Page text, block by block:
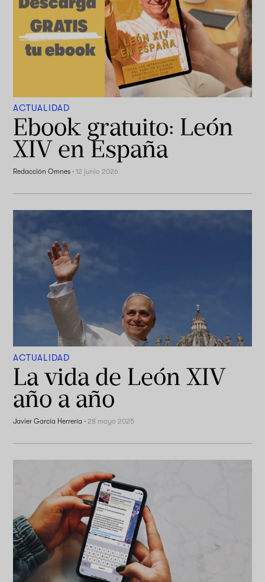
ACTUALIDAD
Ebook gratuito: León
XIV en España
Redacción Omnes ·12 junio 2026
ACTUALIDAD
La vida de León XIV
año a año
Javier García Herrería ·28 mayo 2025